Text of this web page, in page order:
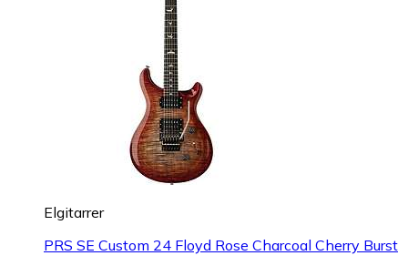
Elgitarrer
PRS SE Custom 24 Floyd Rose Charcoal Cherry Burst